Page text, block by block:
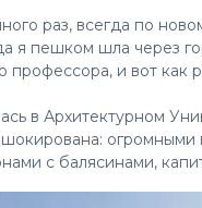
раз, всегда по
я пешком шла через
профессора, и вот
в Архитектурном
шокирована: огромными
с балясинами,